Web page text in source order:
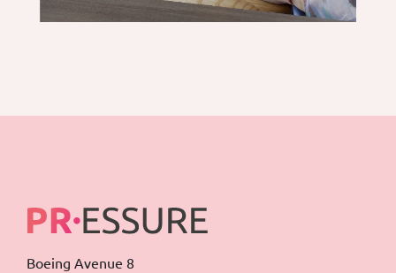
Boeing Avenue 8